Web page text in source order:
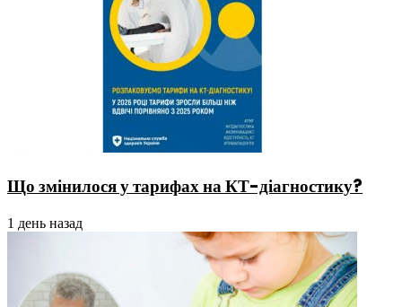
Що змінилося у тарифах на КТ-діагностику?
1 день назад